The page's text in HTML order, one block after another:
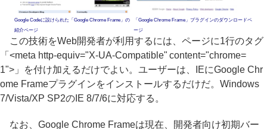
Google Codeに設けられた「Google Chrome Frame」の
紹介ページ
「Google Chrome Frame」プラグインのダウンロードペ
ージ
この技術をWeb開発者が利用するには、ページに1行のタグ
「<meta http-equiv="X-UA-Compatible" content="chrome=
1">」を付け加えるだけでよい。ユーザーは、IEにGoogle Chr
ome Frameプラグインをインストールするだけだ。Windows
7/Vista/XP SP2のIE 8/7/6に対応する。
なお、Google Chrome Frameは現在、開発者向け初期バー